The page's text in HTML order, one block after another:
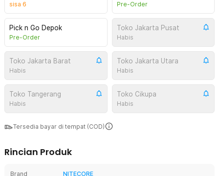
sisa 6 Pre-Order
Pick n Go Depok
Pre-Order
Toko Jakarta Pusat
Habis
Toko Jakarta Barat
Habis
Toko Jakarta Utara
Habis
Toko Tangerang
Habis
Toko Cikupa
Habis
Tersedia bayar di tempat (COD)
Rincian Produk
Brand
NITECORE